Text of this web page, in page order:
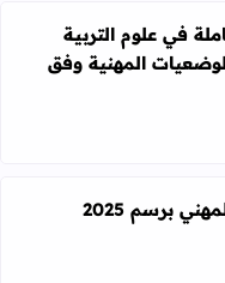
شاملة في علوم التربية
في علوم التربية
المهنية وفق
برسم 2025
برسم 2025